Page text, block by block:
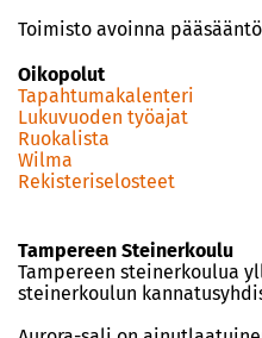
Toimisto avoinna
Oikopolut
Tapahtumakalenteri
Lukuvuoden työajat
Ruokalista
Wilma
Rekisteriselosteet
Tampereen Steinerkoulu
Tampereen steinerkoulua
steinerkoulun